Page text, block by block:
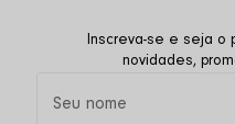
Inscreva-se e seja o
novidades,